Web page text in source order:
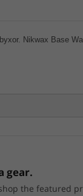
Nikwax Base
gear.
the featured